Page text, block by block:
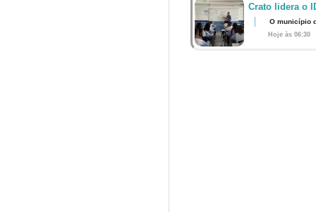
Crato lidera o
O município
Hoje às 06:30